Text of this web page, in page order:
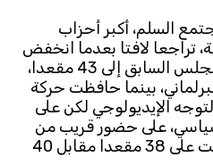
السلم، أكبر أحزاب
تراجعا لافتا بعدما انخفض
عدد مقاعدها من 65 في المجلس السابق إلى 43 مقعدا،
بينما حافظت حركة
الإيديولوجي لكن على
على حضور قريب من
نتائجها السابقة، بعدما حصلت على 38 مقعدا مقابل 40